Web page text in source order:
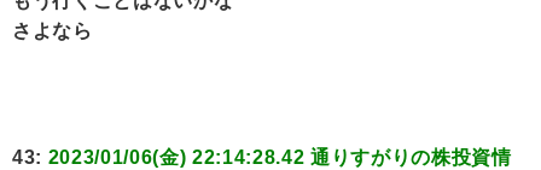
さよなら
43: 2023/01/06(金) 22:14:28.42 通りすがりの株投資情